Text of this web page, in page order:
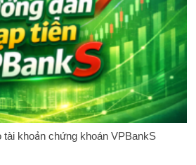
khoản chứng khoán VPBankS